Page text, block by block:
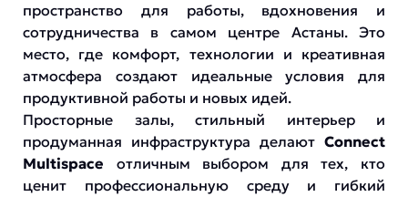
пространство для работы, вдохновения и
сотрудничества в самом центре Астаны. Это
место, где комфорт, технологии и креативная
атмосфера создают идеальные условия для
продуктивной работы и новых идей.
Просторные залы, стильный интерьер и
продуманная инфраструктура делают Connect
Multispace отличным выбором для тех, кто
ценит профессиональную среду и гибкий